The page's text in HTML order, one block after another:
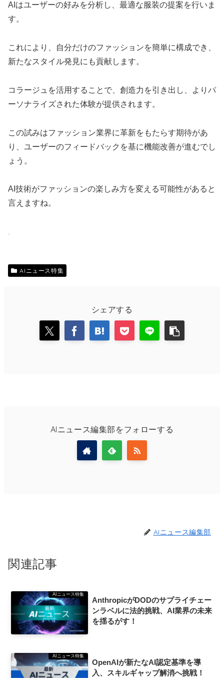
AIはユーザーの好みを分析し、最適な服装の提案を行いま
す。
これにより、自分だけのファッションを簡単に構成でき、
新たなスタイル発見にも貢献します。
コラージュを活用することで、創造力を引き出し、よりパ
ーソナライズされた体験が提供されます。
この試みはファッション業界に革新をもたらす期待があ
り、ユーザーのフィードバックを基に機能改善が進むでし
ょう。
AI技術がファッションの楽しみ方を変える可能性があると
言えますね。
AIニュース特集
シェアする
AIニュース編集部をフォローする
AIニュース編集部
関連記事
AIニュース特集
AnthropicがDODのサプライチェー
ンラベルに法的挑戦、AI業界の未来
を揺るがす！
AIニュース特集
OpenAIが新たなAI認定基準を導
入、スキルギャップ解消へ挑戦！